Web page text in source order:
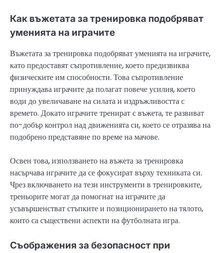
Как въжетата за тренировка подобряват
уменията на играчите
Въжетата за тренировка подобряват уменията на играчите,
като предоставят съпротивление, което предизвиква
физическите им способности. Това съпротивление
принуждава играчите да полагат повече усилия, което
води до увеличаване на силата и издръжливостта с
времето. Докато играчите тренират с въжета, те развиват
по-добър контрол над движенията си, което се отразява на
подобрено представяне по време на мачове.
Освен това, използването на въжета за тренировка
насърчава играчите да се фокусират върху техниката си.
Чрез включването на тези инструменти в тренировките,
треньорите могат да помогнат на играчите да
усъвършенстват стъпките и позиционирането на тялото,
които са съществени аспекти на футболната игра.
Съображения за безопасност при